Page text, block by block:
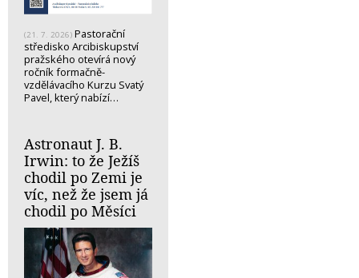
(21. 7. 2026) Pastorační
středisko Arcibiskupství
pražského otevírá nový
ročník formačně-
vzdělávacího Kurzu Svatý
Pavel, který nabízí…
Astronaut J. B.
Irwin: to že Ježíš
chodil po Zemi je
víc, než že jsem já
chodil po Měsíci